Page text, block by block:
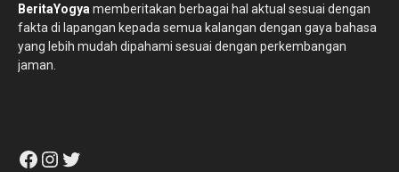
BeritaYogya memberitakan berbagai hal aktual sesuai dengan
fakta di lapangan kepada semua kalangan dengan gaya bahasa
yang lebih mudah dipahami sesuai dengan perkembangan
jaman.
Facebook
Instagram
Twitter